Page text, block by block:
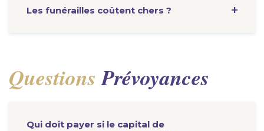
Les funérailles coûtent chers ?
QuestionsPrévoyances
Qui doit payer si le capital de